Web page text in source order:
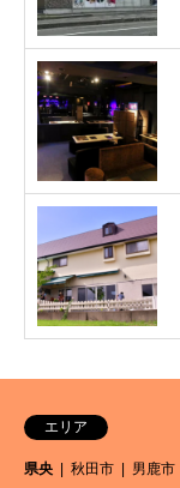
エリア
県央 秋田市 男鹿市